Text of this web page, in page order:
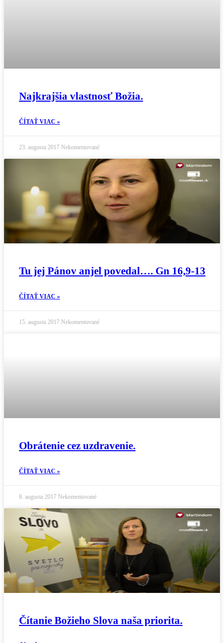
Najkrajšia vlastnosť Božia.
ČÍTAŤ VIAC »
23. augusta 2017 Nekomentované
Tu jej Pánov anjel povedal…. Gn 16,9-13
ČÍTAŤ VIAC »
15. augusta 2017 Nekomentované
Obrátenie cez uzdravenie.
ČÍTAŤ VIAC »
8. augusta 2017 Nekomentované
Čítanie Božieho Slova naša priorita.